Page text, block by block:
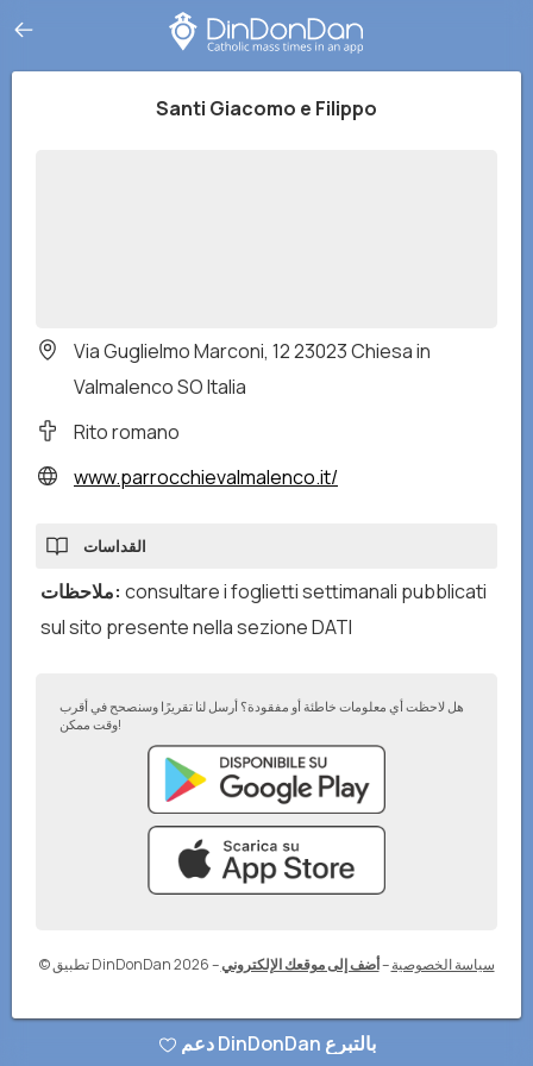
Santi Giacomo e Filippo
Via Guglielmo Marconi, 12 23023 Chiesa in
Valmalenco SO Italia
Rito romano
www.parrocchievalmalenco.it/
القداسات
ملاحظات: consultare i foglietti settimanali pubblicati
sul sito presente nella sezione DATI
هل لاحظت أي معلومات خاطئة أو مفقودة؟ أرسل لنا تقريرًا وسنصحح في أقرب
وقت ممكن!
© تطبيق DinDonDan 2026– سياسة الخصوصية –أضف إلى موقعك الإلكتروني
دعم DinDonDan بالتبرع